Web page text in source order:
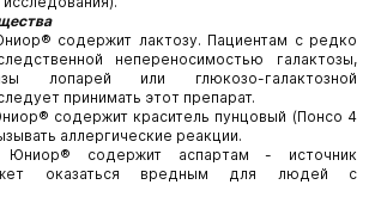
содержит лактозу. Пациентам с редко
непереносимостью галактозы,
лопарей или глюкозо-галактозной
принимать этот препарат.
содержит краситель пунцовый (Понсо 4
аллергические реакции.
Юниор® содержит аспартам - источник
оказаться вредным для людей с